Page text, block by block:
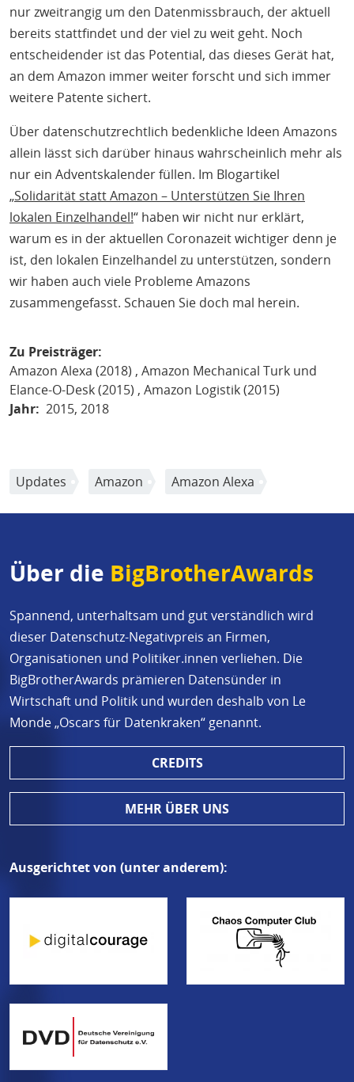
nur zweitrangig um den Datenmissbrauch, der aktuell
bereits stattfindet und der viel zu weit geht. Noch
entscheidender ist das Potential, das dieses Gerät hat,
an dem Amazon immer weiter forscht und sich immer
weitere Patente sichert.
Über datenschutzrechtlich bedenkliche Ideen Amazons
allein lässt sich darüber hinaus wahrscheinlich mehr als
nur ein Adventskalender füllen. Im Blogartikel
„Solidarität statt Amazon – Unterstützen Sie Ihren
lokalen Einzelhandel!“ haben wir nicht nur erklärt,
warum es in der aktuellen Coronazeit wichtiger denn je
ist, den lokalen Einzelhandel zu unterstützen, sondern
wir haben auch viele Probleme Amazons
zusammengefasst. Schauen Sie doch mal herein.
Zu Preisträger
Amazon Alexa (2018) Amazon Mechanical Turk und
Elance-O-Desk (2015) Amazon Logistik (2015)
Jahr 2015 2018
Updates Amazon Amazon Alexa
Über die BigBrotherAwards
Spannend, unterhaltsam und gut verständlich wird
dieser Datenschutz-Negativpreis an Firmen,
Organisationen und Politiker.innen verliehen. Die
BigBrotherAwards prämieren Datensünder in
Wirtschaft und Politik und wurden deshalb von Le
Monde „Oscars für Datenkraken“ genannt.
CREDITS
MEHR ÜBER UNS
Ausgerichtet von (unter anderem):